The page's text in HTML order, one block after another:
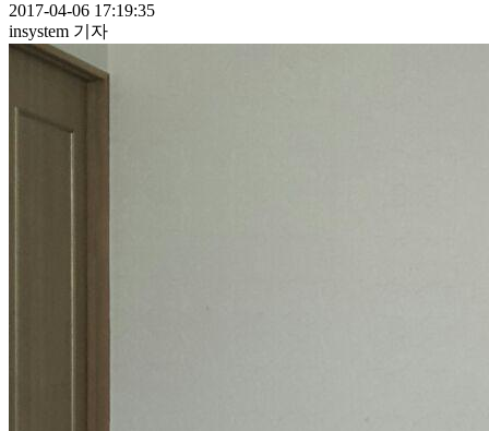
2017-04-06 17:19:35
insystem 기자